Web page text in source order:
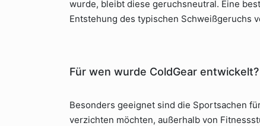
wurde, bleibt diese geruchsneutral. Eine
Entstehung des typischen Schweißgeruchs
Für wen wurde ColdGear entwickelt?
Besonders geeignet sind die Sportsachen
verzichten möchten, außerhalb von